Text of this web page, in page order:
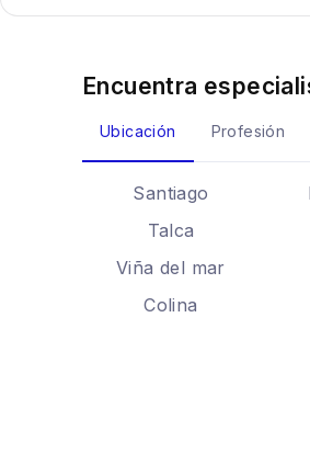
Encuentra
Ubicación Profesión
Santiago
Talca
Viña del mar
Colina